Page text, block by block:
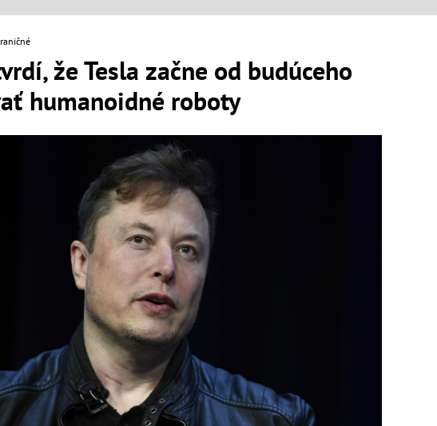
že Tesla začne od budúceho
humanoidné roboty